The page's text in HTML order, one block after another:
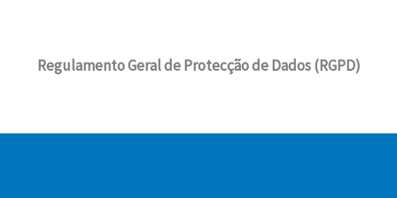
Regulamento Geral de Protecção de Dados (RGPD)